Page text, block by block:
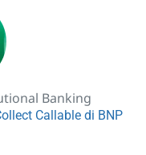
Banking
Callable di BNP